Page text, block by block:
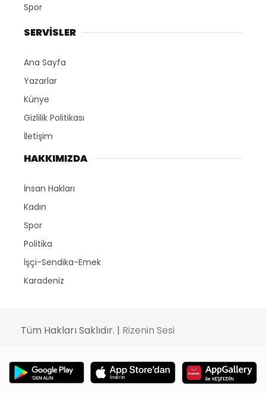
Spor
SERVİSLER
Ana Sayfa
Yazarlar
Künye
Gizlilik Politikası
İletişim
HAKKIMIZDA
İnsan Hakları
Kadın
Spor
Politika
İşçi-Sendika-Emek
Karadeniz
Tüm Hakları Saklıdır. | Rizenin Sesi